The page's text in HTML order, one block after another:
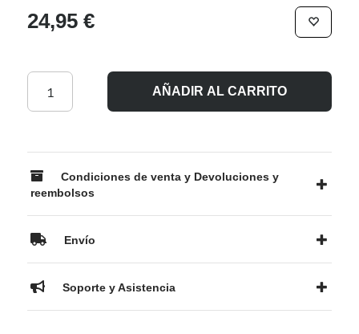
24,95 €
AÑADIR AL CARRITO
Condiciones de venta y Devoluciones y
reembolsos
Envío
Soporte y Asistencia